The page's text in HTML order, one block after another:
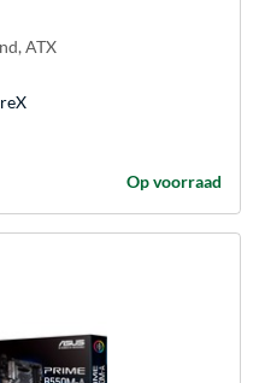
ATX
Op voorraad